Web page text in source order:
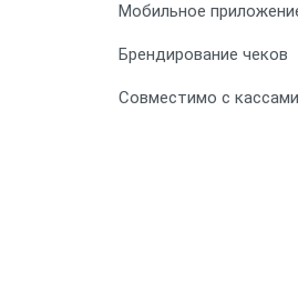
Мобильное
Брендирование чеков
Совместимо с кассами